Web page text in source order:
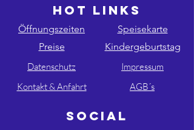
HOT LINKS
Öffnungszeiten
Preise
Datenschutz
Kontakt & Anfahrt
Speisekarte
Kindergeburtstag
Impressum
AGB´s
SOCIAL